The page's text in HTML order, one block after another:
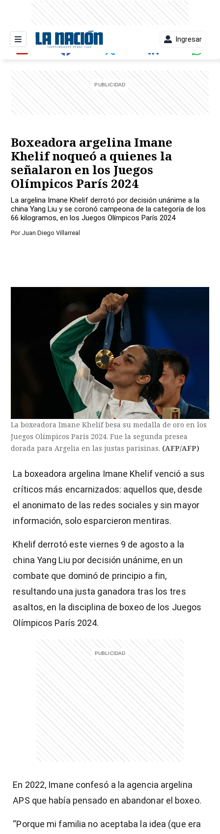
Ingresar
Boxeadora argelina Imane
Khelif noqueó a quienes la
señalaron en los Juegos
Olímpicos París 2024
La argelina Imane Khelif derrotó por decisión unánime a la
china Yang Liu y se coronó campeona de la categoría de los
66 kilogramos, en los Juegos Olímpicos París 2024
Por Juan Diego Villarreal
La boxeadora Imane Khelif besa su medalla de oro en los
Juegos Olímpicos París 2024. Fue la segunda presea
dorada para Argelia en las justas parisinas. (AFP/AFP)
La boxeadora argelina Imane Khelif venció a sus
críticos más encarnizados: aquellos que, desde
el anonimato de las redes sociales y sin mayor
información, solo esparcieron mentiras.
Khelif derrotó este viernes 9 de agosto a la
china Yang Liu por decisión unánime, en un
combate que dominó de principio a fin,
resultando una justa ganadora tras los tres
asaltos, en la disciplina de boxeo de los Juegos
Olímpicos París 2024.
En 2022, Imane confesó a la agencia argelina
APS que había pensado en abandonar el boxeo.
“Porque mi familia no aceptaba la idea (que era